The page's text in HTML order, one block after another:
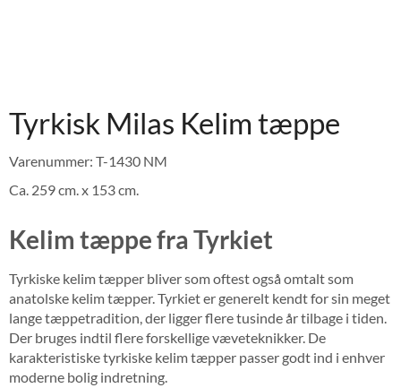
Tyrkisk Milas Kelim tæppe
Varenummer: T-1430 NM
Ca. 259 cm. x 153 cm.
Kelim tæppe fra Tyrkiet
Tyrkiske kelim tæpper bliver som oftest også omtalt som
anatolske kelim tæpper. Tyrkiet er generelt kendt for sin meget
lange tæppetradition, der ligger flere tusinde år tilbage i tiden.
Der bruges indtil flere forskellige væveteknikker. De
karakteristiske tyrkiske kelim tæpper passer godt ind i enhver
moderne bolig indretning.